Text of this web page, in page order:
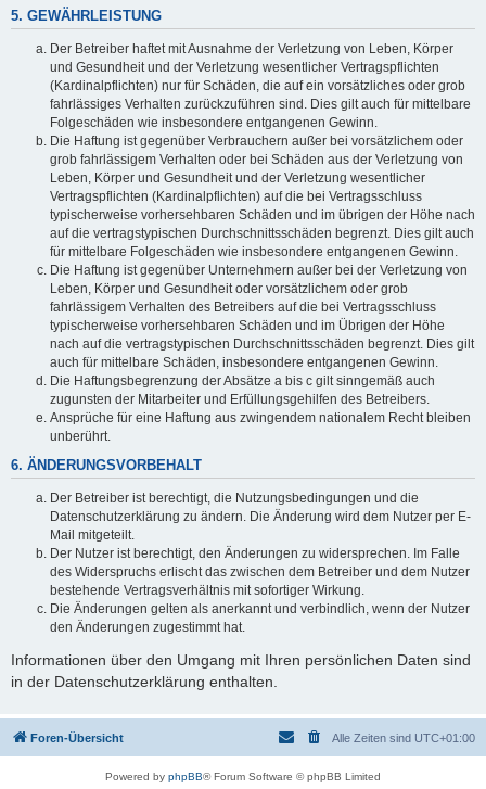
5. GEWÄHRLEISTUNG
Der Betreiber haftet mit Ausnahme der Verletzung von Leben, Körper
und Gesundheit und der Verletzung wesentlicher Vertragspflichten
(Kardinalpflichten) nur für Schäden, die auf ein vorsätzliches oder grob
fahrlässiges Verhalten zurückzuführen sind. Dies gilt auch für mittelbare
Folgeschäden wie insbesondere entgangenen Gewinn.
Die Haftung ist gegenüber Verbrauchern außer bei vorsätzlichem oder
grob fahrlässigem Verhalten oder bei Schäden aus der Verletzung von
Leben, Körper und Gesundheit und der Verletzung wesentlicher
Vertragspflichten (Kardinalpflichten) auf die bei Vertragsschluss
typischerweise vorhersehbaren Schäden und im übrigen der Höhe nach
auf die vertragstypischen Durchschnittsschäden begrenzt. Dies gilt auch
für mittelbare Folgeschäden wie insbesondere entgangenen Gewinn.
Die Haftung ist gegenüber Unternehmern außer bei der Verletzung von
Leben, Körper und Gesundheit oder vorsätzlichem oder grob
fahrlässigem Verhalten des Betreibers auf die bei Vertragsschluss
typischerweise vorhersehbaren Schäden und im Übrigen der Höhe
nach auf die vertragstypischen Durchschnittsschäden begrenzt. Dies gilt
auch für mittelbare Schäden, insbesondere entgangenen Gewinn.
Die Haftungsbegrenzung der Absätze a bis c gilt sinngemäß auch
zugunsten der Mitarbeiter und Erfüllungsgehilfen des Betreibers.
Ansprüche für eine Haftung aus zwingendem nationalem Recht bleiben
unberührt.
6. ÄNDERUNGSVORBEHALT
Der Betreiber ist berechtigt, die Nutzungsbedingungen und die
Datenschutzerklärung zu ändern. Die Änderung wird dem Nutzer per E-
Mail mitgeteilt.
Der Nutzer ist berechtigt, den Änderungen zu widersprechen. Im Falle
des Widerspruchs erlischt das zwischen dem Betreiber und dem Nutzer
bestehende Vertragsverhältnis mit sofortiger Wirkung.
Die Änderungen gelten als anerkannt und verbindlich, wenn der Nutzer
den Änderungen zugestimmt hat.
Informationen über den Umgang mit Ihren persönlichen Daten sind
in der Datenschutzerklärung enthalten.
Foren-Übersicht Alle Zeiten sind UTC+01:00
Powered by phpBB® Forum Software © phpBB Limited